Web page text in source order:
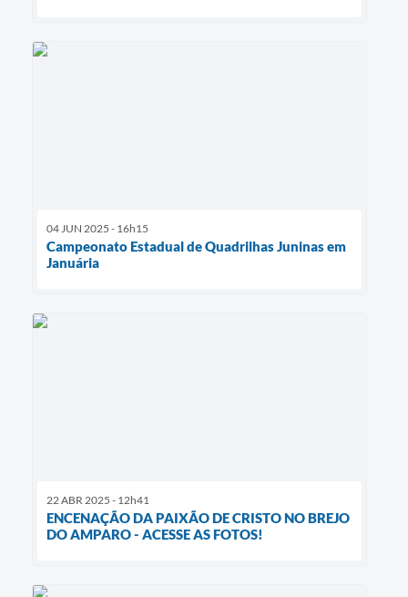
04 JUN 2025 - 16h15
Campeonato Estadual de Quadrilhas Juninas em
Januária
22 ABR 2025 - 12h41
ENCENAÇÃO DA PAIXÃO DE CRISTO NO BREJO
DO AMPARO - ACESSE AS FOTOS!